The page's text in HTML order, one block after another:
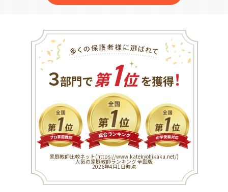
３部門で 第1位を獲得！
家庭教師比較ネット(https://www.katekyohikaku.net/)
人気の家庭教師ランキング 全国版
2026年4月1日時点